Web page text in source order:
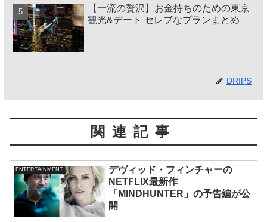
【一流の贅沢】お金持ちのための東京
観光&デート セレブなプランまとめ
DRIPS
関連記事
ENTERTAINMENT
デヴィッド・フィンチャーの
NETFLIX最新作
「MINDHUNTER」の予告編が公
開